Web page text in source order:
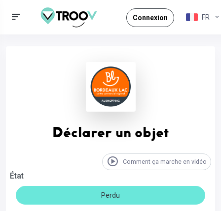
Connexion FR
Déclarer un objet
Comment ça marche en vidéo
État
Perdu